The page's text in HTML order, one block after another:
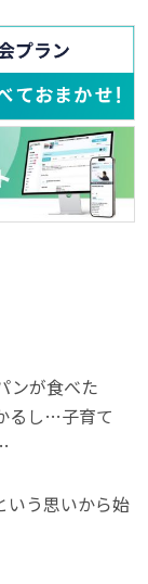
ンが食べた
るし…子育て
いう思いから始